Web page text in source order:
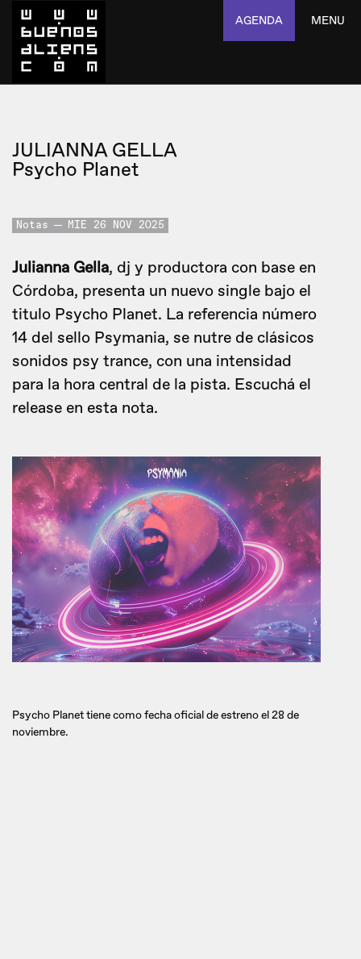
AGENDA MENU
JULIANNA GELLA
Psycho Planet
Notas MIE 26 NOV 2025
Julianna Gella, dj y productora con base en
Córdoba, presenta un nuevo single bajo el
titulo Psycho Planet. La referencia número
14 del sello Psymania, se nutre de clásicos
sonidos psy trance, con una intensidad
para la hora central de la pista. Escuchá el
release en esta nota.
Psycho Planet tiene como fecha oficial de estreno el 28 de
noviembre.